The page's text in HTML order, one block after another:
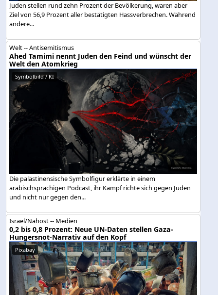
Juden stellen rund zehn Prozent der Bevölkerung, waren aber
Ziel von 56,9 Prozent aller bestätigten Hassverbrechen. Während
andere...
Welt -- Antisemitismus
Ahed Tamimi nennt Juden den Feind und wünscht der
Welt den Atomkrieg
Symbolbild / KI
Die palästinensische Symbolfigur erklärte in einem
arabischsprachigen Podcast, ihr Kampf richte sich gegen Juden
und nicht nur gegen den...
Israel/Nahost -- Medien
0,2 bis 0,8 Prozent: Neue UN-Daten stellen Gaza-
Hungersnot-Narrativ auf den Kopf
Pixabay